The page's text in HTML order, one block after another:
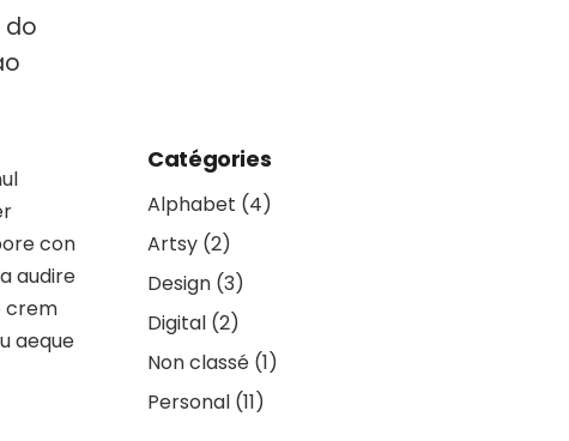
do
con
audire
crem
aeque
Catégories
Alphabet (4)
Artsy (2)
Design (3)
Digital (2)
Non classé (1)
Personal (11)